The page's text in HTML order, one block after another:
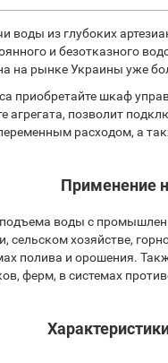
воды из глубоких
и безотказного
на рынке Украины уже
приобретайте шкаф
агрегата, позволит
расходом, а
Применение
воды с
хозяйстве,
полива и орошения.
ферм, в системах